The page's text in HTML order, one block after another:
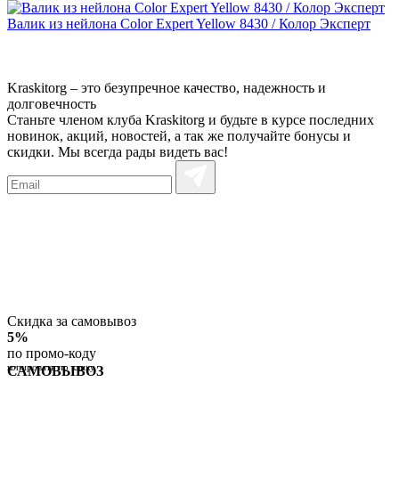
Валик из нейлона Color Expert Yellow 8430 / Колор Эксперт
Kraskitorg – это безупречное качество, надежность и
долговечность
Станьте членом клуба Kraskitorg и будьте в курсе последних
новинок, акций, новостей, а так же получайте бонусы и
скидки. Мы всегда рады видеть вас!
Скидка за самовывоз
5%
по промо-коду
копировать по клику
САМОВЫВОЗ